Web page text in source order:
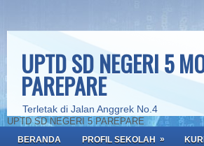
UPTD SD NEGERI 5
PAREPARE
Terletak di Jalan Anggrek No.4
UPTD SD NEGERI 5 PAREPARE
BERANDA PROFIL SEKOLAH »